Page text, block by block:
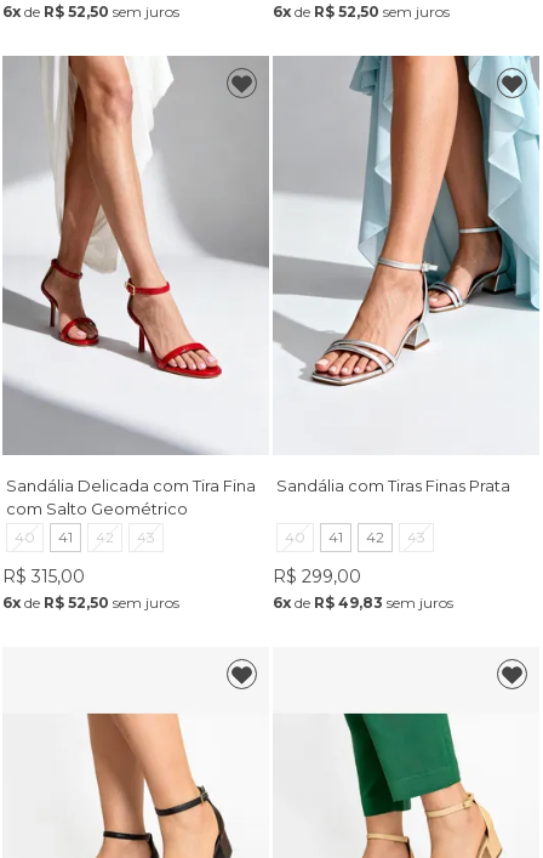
6xde R$ 52,50 sem juros 6x de R$ 52,50 sem juros
Sandália Delicada com Tira Fina
com Salto Geométrico
Vermelho
40 41 42 43
R$ 315,00
6xde R$ 52,50 sem juros
Sandália com Tiras Finas Prata
40 41 42 43
R$ 299,00
6x de R$ 49,83 sem juros